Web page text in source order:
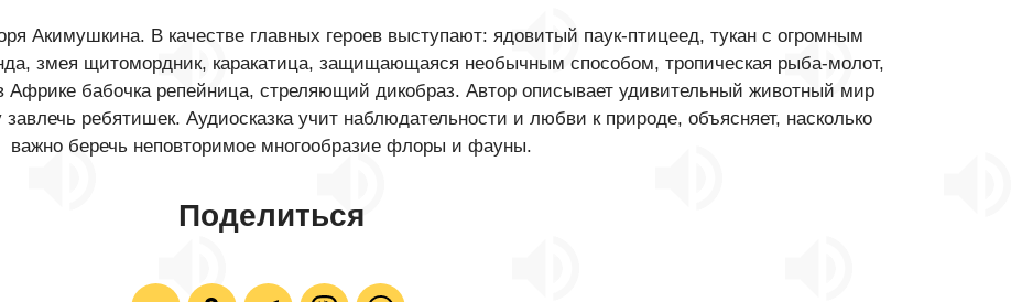
Акимушкина. В качестве главных героев выступают: ядовитый паук-птицеед, тукан с огромным
змея щитомордник, каракатица, защищающаяся необычным способом, тропическая рыба-молот,
Африке бабочка репейница, стреляющий дикобраз. Автор описывает удивительный животный мир
ребятишек. Аудиосказка учит наблюдательности и любви к природе, объясняет, насколько
важно беречь неповторимое многообразие флоры и фауны.
Поделиться